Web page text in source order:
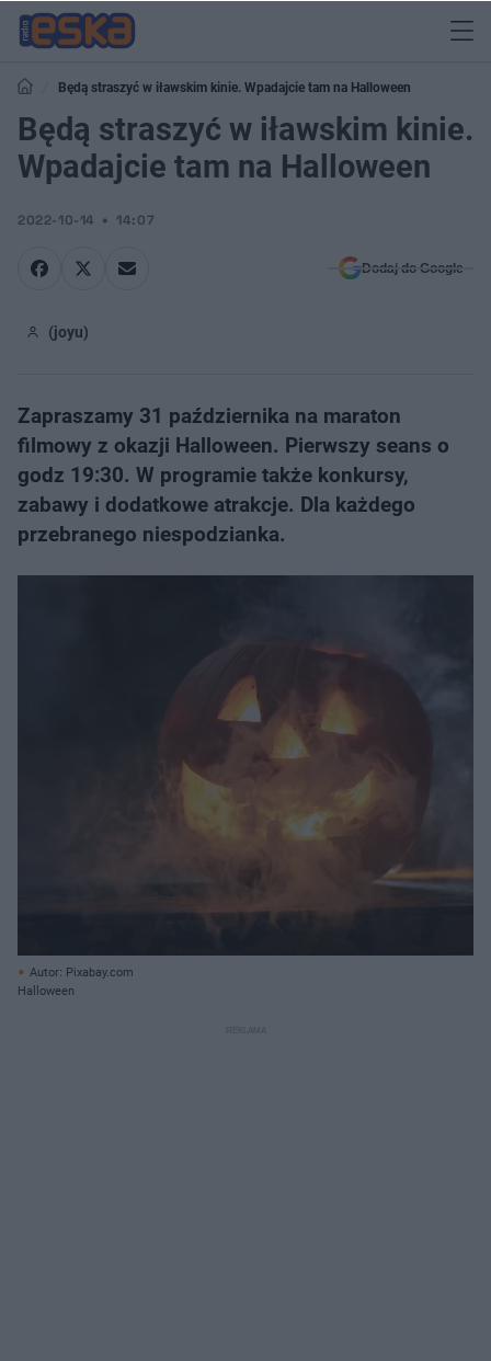
Będą straszyć w iławskim kinie. Wpadajcie tam na Halloween
Będą straszyć w iławskim kinie.
Wpadajcie tam na Halloween
2022-10-14 14:07
Dodaj do Google
(joyu)
Zapraszamy 31 października na maraton
filmowy z okazji Halloween. Pierwszy seans o
godz 19:30. W programie także konkursy,
zabawy i dodatkowe atrakcje. Dla każdego
przebranego niespodzianka.
Autor: Pixabay.com
Halloween